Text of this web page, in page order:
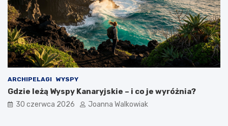
ARCHIPELAGI WYSPY
Gdzie leżą Wyspy Kanaryjskie – i co je wyróżnia?
30 czerwca 2026 Joanna Walkowiak